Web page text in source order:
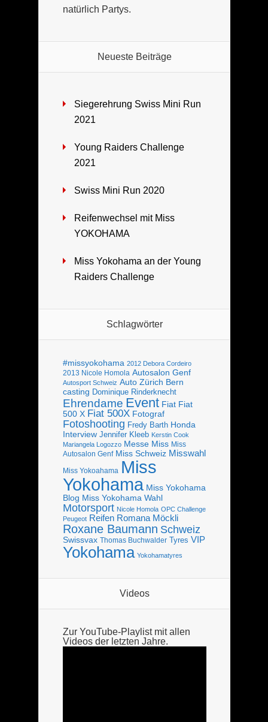
natürlich Partys.
Neueste Beiträge
Siegerehrung Swiss Mini Run
2021
Young Raiders Challenge
2021
Swiss Mini Run 2020
Reifenwechsel mit Miss
YOKOHAMA
Miss Yokohama an der Young
Raiders Challenge
Schlagwörter
#missyokohama 2012 Debora Cordeiro
2013 Nicole Homola Autosalon Genf
Autosport Schweiz Auto Zürich Bern
casting Dominique Rinderknecht
Ehrendame Event Fiat Fiat
500 X Fiat 500X Fotograf
Fotoshooting Fredy Barth Honda
Interview Jennifer Kleeb Kerstin Cook
Mariangela Logozzo Messe Miss Miss
Autosalon Genf Miss Schweiz Misswahl
Miss Yokoahama Miss
Yokohama Miss Yokohama
Blog Miss Yokohama Wahl
Motorsport Nicole Homola OPC Challenge
Peugeot Reifen Romana Möckli
Roxane Baumann Schweiz
Swissvax Thomas Buchwalder Tyres VIP
Yokohama Yokohamatyres
Videos
Zur YouTube-Playlist mit allen
Videos der letzten Jahre.